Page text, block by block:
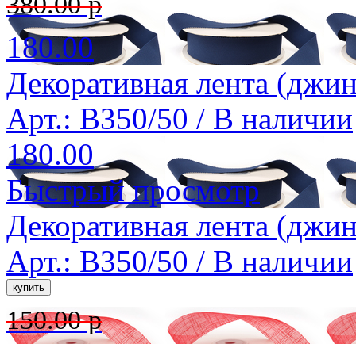
180.00
Декоративная лента
Арт.: B350/50 / В наличии
180.00
Быстрый просмотр
Декоративная лента
Арт.: B350/50 / В наличии
150.00 р